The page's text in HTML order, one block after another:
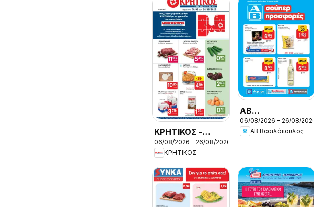
ΚΡΗΤΙΚΟΣ -
Προσφορές
06/08/2026 - 26/08/2026
ΚΡΗΤΙΚΟΣ
ΑΒ
Βασιλόπουλος -
Προσφορές vol.1
06/08/2026 - 26/08/2026
ΑΒ Βασιλόπουλος